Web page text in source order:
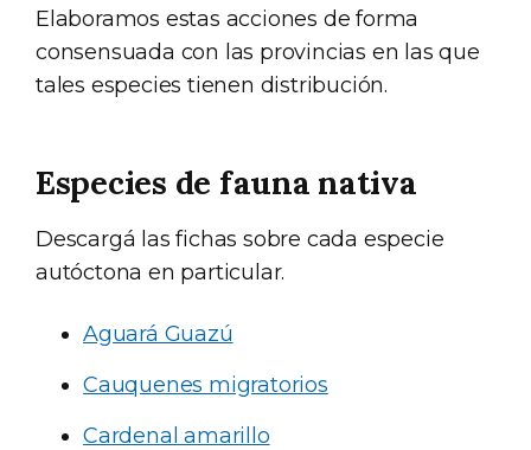
Elaboramos estas acciones de forma
consensuada con las provincias en las que
tales especies tienen distribución.
Especies de fauna nativa
Descargá las fichas sobre cada especie
autóctona en particular.
Aguará Guazú
Cauquenes migratorios
Cardenal amarillo